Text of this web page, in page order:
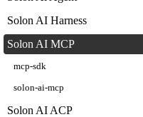
Solon AI Harness
Solon AI MCP
mcp-sdk
solon-ai-mcp
Solon AI ACP